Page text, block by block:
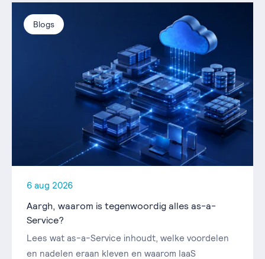
Blogs
6 aug 2026
Aargh, waarom is tegenwoordig alles as-a-
Service?
Lees wat as-a-Service inhoudt, welke voordelen
en nadelen eraan kleven en waarom IaaS